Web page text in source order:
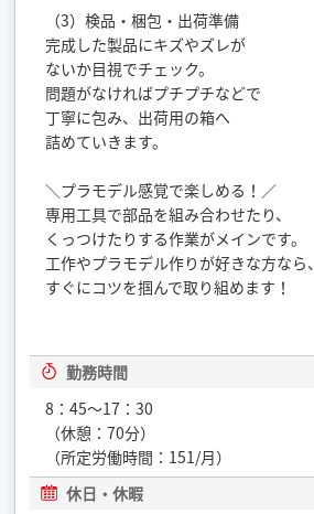
（3）検品・梱包・出荷準備
完成した製品にキズやズレが
ないか目視でチェック。
問題がなければプチプチなどで
丁寧に包み、出荷用の箱へ
詰めていきます。
＼プラモデル感覚で楽しめる！／
専用工具で部品を組み合わせたり、
くっつけたりする作業がメインです。
工作やプラモデル作りが好きな方なら、
すぐにコツを掴んで取り組めます！
勤務時間
8：45～17：30
（休憩：70分）
（所定労働時間：151/月）
休日・休暇